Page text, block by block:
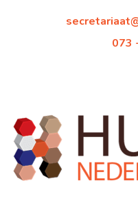
taairaterces
073